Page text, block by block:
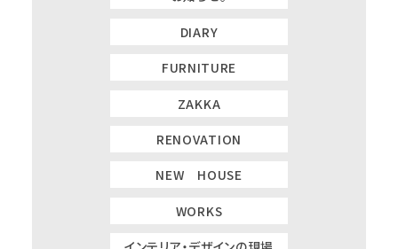
DIARY
FURNITURE
ZAKKA
RENOVATION
NEW HOUSE
WORKS